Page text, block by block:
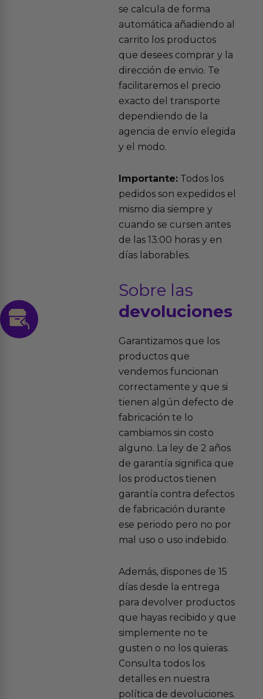
se calcula de forma
automática añadiendo al
carrito los productos
que desees comprar y la
dirección de envio. Te
facilitaremos el precio
exacto del transporte
dependiendo de la
agencia de envío elegida
y el modo.
Importante:Todos los
pedidos son expedidos el
mismo dia siempre y
cuando se cursen antes
de las 13:00 horas y en
días laborables.
Sobre las
devoluciones
Garantizamos que los
productos que
vendemos funcionan
correctamente y que si
tienen algún defecto de
fabricación te lo
cambiamos sin costo
alguno. La ley de 2 años
de garantía significa que
los productos tienen
garantía contra defectos
de fabricación durante
ese periodo pero no por
mal uso o uso indebido.
Además, dispones de 15
días desde la entrega
para devolver productos
que hayas recibido y que
simplemente no te
gusten o no los quieras.
Consulta todos los
detalles en nuestra
política de devoluciones.